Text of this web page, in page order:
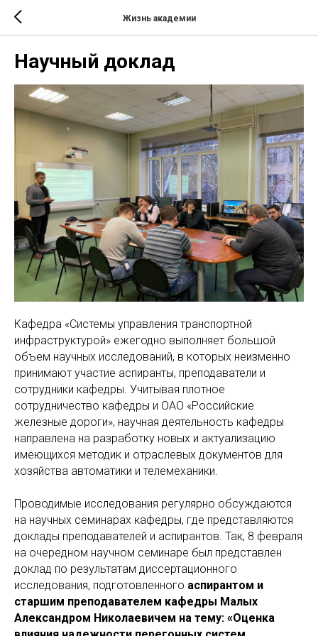
Жизнь академии
Научный доклад
Кафедра «Системы управления транспортной
инфраструктурой» ежегодно выполняет большой
объем научных исследований, в которых неизменно
принимают участие аспиранты, преподаватели и
сотрудники кафедры. Учитывая плотное
сотрудничество кафедры и ОАО «Российские
железные дороги», научная деятельность кафедры
направлена на разработку новых и актуализацию
имеющихся методик и отраслевых документов для
хозяйства автоматики и телемеханики.
Проводимые исследования регулярно обсуждаются
на научных семинарах кафедры, где представляются
доклады преподавателей и аспирантов. Так, 8 февраля
на очередном научном семинаре был представлен
доклад по результатам диссертационного
исследования, подготовленного аспирантом и
старшим преподавателем кафедры Малых
Александром Николаевичем на тему: «Оценка